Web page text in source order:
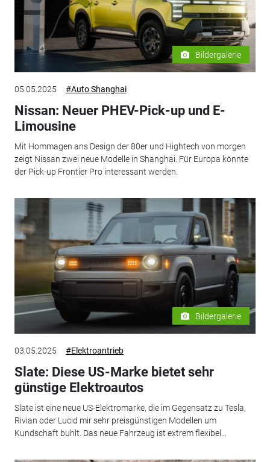
Bildergalerie
05.05.2025 #Auto Shanghai
Nissan: Neuer PHEV-Pick-up und E-
Limousine
Mit Hommagen ans Design der 80er und Hightech von morgen
zeigt Nissan zwei neue Modelle in Shanghai. Für Europa könnte
der Pick-up Frontier Pro interessant werden.
Bildergalerie
03.05.2025 #Elektroantrieb
Slate: Diese US-Marke bietet sehr
günstige Elektroautos
Slate ist eine neue US-Elektromarke, die im Gegensatz zu Tesla,
Rivian oder Lucid mir sehr preisgünstigen Modellen um
Kundschaft buhlt. Das neue Fahrzeug ist extrem flexibel...